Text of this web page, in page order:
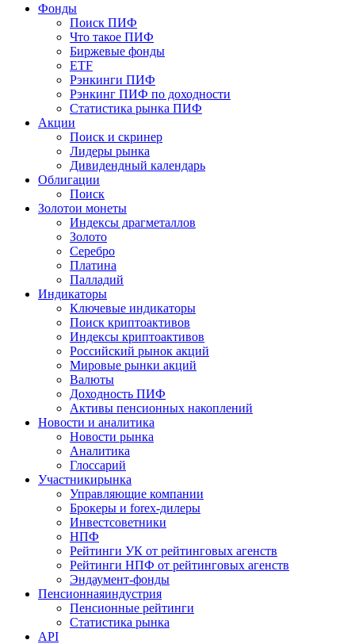
Фонды
Поиск ПИФ
Что такое ПИФ
Биржевые фонды
ETF
Рэнкинги ПИФ
Рэнкинг ПИФ по доходности
Статистика рынка ПИФ
Акции
Поиск и скринер
Лидеры рынка
Дивидендный календарь
Облигации
Поиск
Золотои монеты
Индексы драгметаллов
Золото
Серебро
Платина
Палладий
Индикаторы
Ключевые индикаторы
Поиск криптоактивов
Индексы криптоактивов
Российский рынок акций
Мировые рынки акций
Валюты
Доходность ПИФ
Активы пенсионных накоплений
Новости и аналитика
Новости рынка
Аналитика
Глоссарий
Участникирынка
Управляющие компании
Брокеры и forex-дилеры
Инвестсоветники
НПФ
Рейтинги УК от рейтинговых агенств
Рейтинги НПФ от рейтинговых агенств
Эндаумент-фонды
Пенсионнаяиндустрия
Пенсионные рейтинги
Статистика рынка
API